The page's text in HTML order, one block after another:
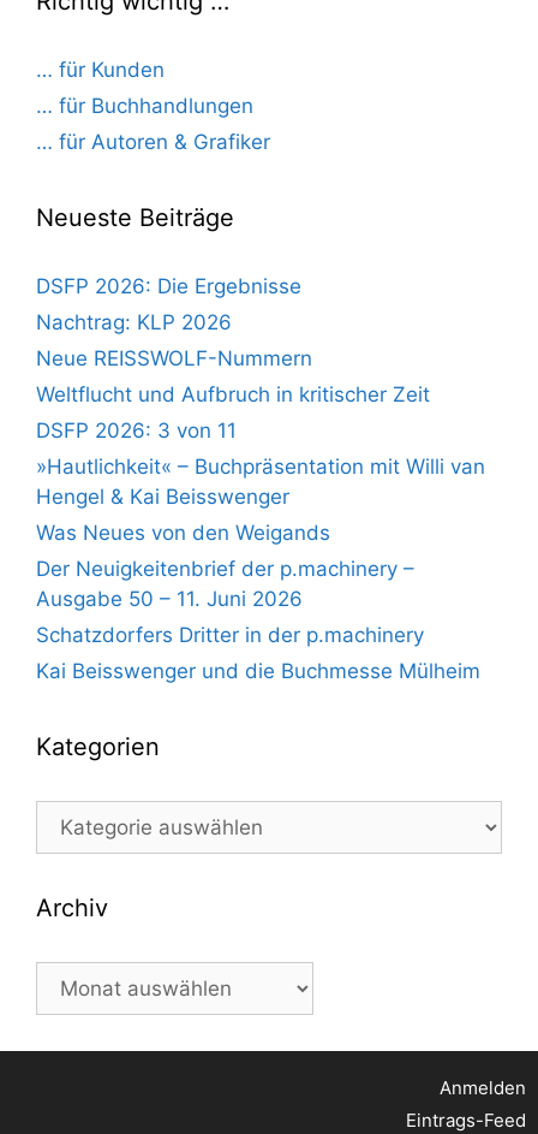
… für Kunden
… für Buchhandlungen
… für Autoren & Grafiker
Neueste Beiträge
DSFP 2026: Die Ergebnisse
Nachtrag: KLP 2026
Neue REISSWOLF-Nummern
Weltflucht und Aufbruch in kritischer Zeit
DSFP 2026: 3 von 11
»Hautlichkeit« – Buchpräsentation mit Willi van
Hengel & Kai Beisswenger
Was Neues von den Weigands
Der Neuigkeitenbrief der p.machinery –
Ausgabe 50 – 11. Juni 2026
Schatzdorfers Dritter in der p.machinery
Kai Beisswenger und die Buchmesse Mülheim
Kategorien
Kategorien
Archiv
Archiv
Anmelden
Eintrags-Feed